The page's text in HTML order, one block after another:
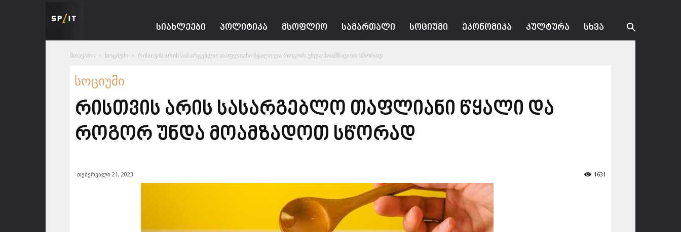
ᲡᲘᲐᲮᲚᲔᲔᲑᲘ ᲞᲝᲚᲘᲢᲘᲙᲐ ᲛᲡᲝᲤᲚᲘᲝ ᲡᲐᲛᲐᲠᲗᲐᲚᲘ ᲡᲝᲪᲘᲣᲛᲘ ᲔᲙᲝᲜᲝᲛᲘᲙᲐ ᲙᲣᲚᲢᲣᲠᲐ ᲡᲮᲕᲐ
მთავარი სოციუმი რისთვის არის სასარგებლო თაფლიანი წყალი და როგორ უნდა მოამზადოთ სწორად
სოციუმი
რისთვის არის სასარგებლო თაფლიანი წყალი და
როგორ უნდა მოამზადოთ სწორად
თებერვალი 21, 2023 1631